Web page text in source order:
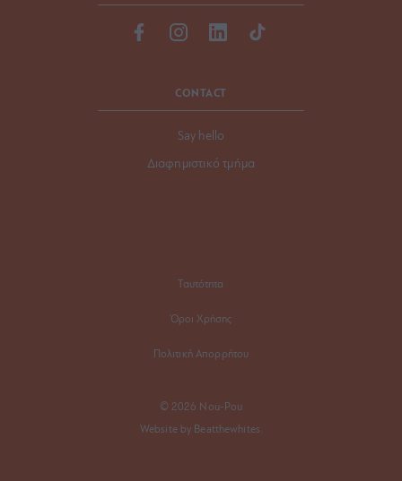
CONTACT
Say hello
Διαφημιστικό τμήμα
Ταυτότητα
Όροι Χρήσης
Πολιτική Απορρήτου
© 2026 Nou-Pou
Website by Beatthewhites.